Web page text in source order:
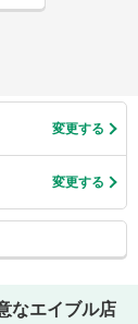
変更する
変更する
なエイブル店